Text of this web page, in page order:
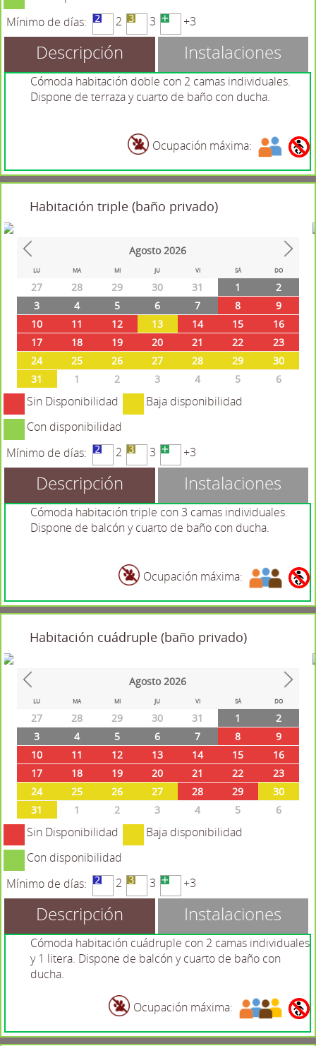
Mínimo de días:
2 3 +3
Descripción Instalaciones
Cómoda habitación doble con 2 camas individuales.
Dispone de terraza y cuarto de baño con ducha.
Ocupación máxima:
Habitación triple (baño privado)
Prev Next
Agosto 2026
LU MA MI JU VI SÁ DO
27 28 29 30 31 1
2
3
4 5 6 7 8
9
10
11 12 13 14 15
16
17
18 19 20 21 22
23
24
25 26 27 28 29
30
31
1 2 3 4 5 6
Sin Disponibilidad
Baja disponibilidad
Con disponibilidad
Mínimo de días:
2 3 +3
Descripción Instalaciones
Cómoda habitación triple con 3 camas individuales.
Dispone de balcón y cuarto de baño con ducha.
Ocupación máxima:
Habitación cuádruple (baño privado)
Prev Next
Agosto 2026
LU MA MI JU VI SÁ DO
27 28 29 30 31 1
2
3
4 5 6 7 8
9
10
11 12 13 14 15
16
17
18 19 20 21 22
23
24
25 26 27 28 29
30
31
1 2 3 4 5 6
Sin Disponibilidad
Baja disponibilidad
Con disponibilidad
Mínimo de días:
2 3 +3
Descripción Instalaciones
Cómoda habitación cuádruple con 2 camas individuales
y 1 litera. Dispone de balcón y cuarto de baño con
ducha.
Ocupación máxima: